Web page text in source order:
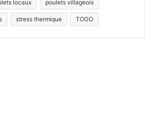
locaux poulets villageois
stress thermique TOGO